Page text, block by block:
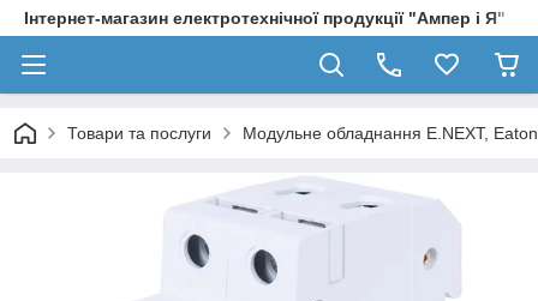
Інтернет-магазин електротехнічної продукції "Ампер і Я"
Товари та послуги Модульне обладнання E.NEXT, Eaton